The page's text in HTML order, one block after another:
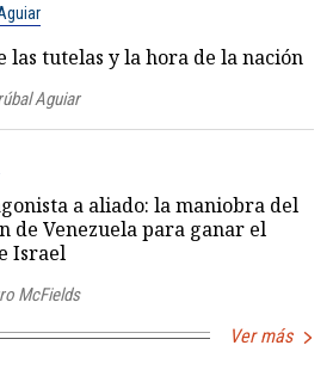
las tutelas y la hora de la nación
Aguiar
a aliado: la maniobra del
de Venezuela para ganar el
Israel
McFields
Ver más